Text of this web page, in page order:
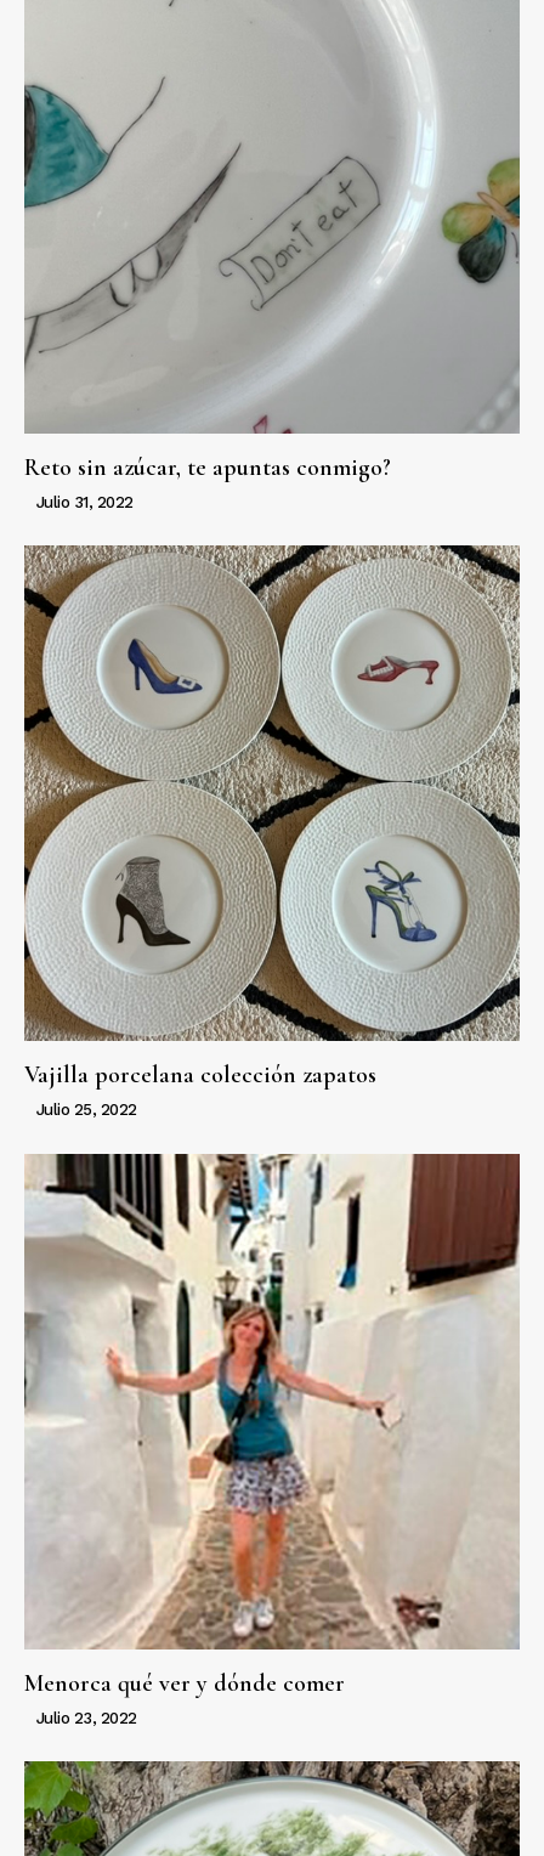
Reto sin azúcar, te apuntas conmigo?
Julio 31, 2022
Vajilla porcelana colección zapatos
Julio 25, 2022
Menorca qué ver y dónde comer
Julio 23, 2022